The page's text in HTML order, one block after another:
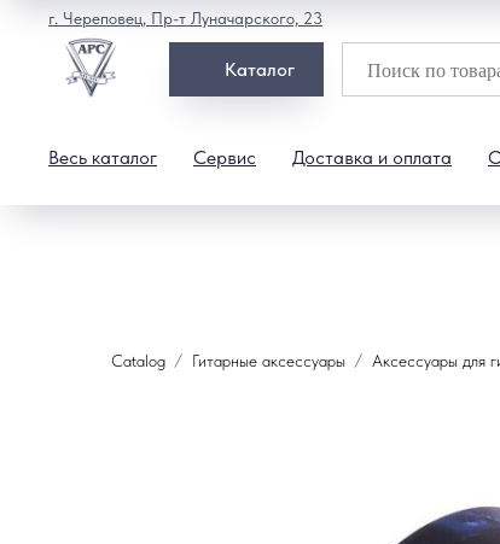
Каталог
Весь каталог Сервис Доставка и оплата
г. Череповец, Пр-т Луначарского, 23
Catalog Гитарные аксессуары Аксессуары для